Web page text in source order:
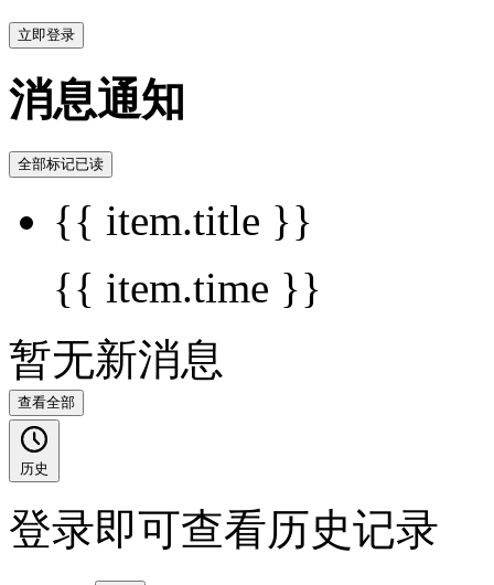
立即登录
消息通知
全部标记已读
{{ item.title }}
{{ item.time }}
暂无新消息
查看全部
历史
登录即可查看历史记录